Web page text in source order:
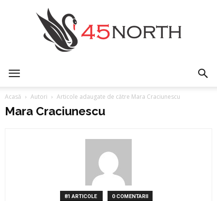
Acasă Autori Articole adaugate de către Mara Craciunescu
Mara Craciunescu
81 ARTICOLE 0 COMENTARII